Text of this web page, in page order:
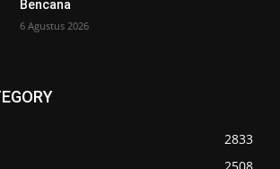
Bencana
6 Agustus 2026
2833
2508